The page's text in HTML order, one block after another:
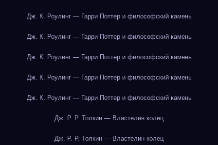
Дж. К. Роулинг — Гарри Поттер и философский камень
Дж. К. Роулинг — Гарри Поттер и философский камень
Дж. К. Роулинг — Гарри Поттер и философский камень
Дж. К. Роулинг — Гарри Поттер и философский камень
Дж. К. Роулинг — Гарри Поттер и философский камень
Дж. Р. Р. Толкин — Властелин колец
Дж. Р. Р. Толкин — Властелин колец